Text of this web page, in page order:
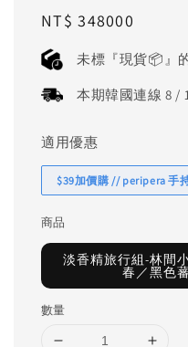
Regular
price
NT$ 348000
未標『現貨📦』
本期韓國連線 8 /
適用優惠
$39加價購 // peripera 手
商品
淡香精旅行組-林間
春／黑色
數量